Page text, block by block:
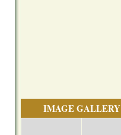
IMAGE GALLERY